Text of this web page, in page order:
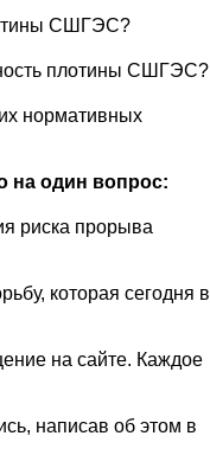
СШГЭС?
плотины СШГЭС?
нормативных
на один вопрос:
риска прорыва
которая сегодня в
на сайте. Каждое
написав об этом в